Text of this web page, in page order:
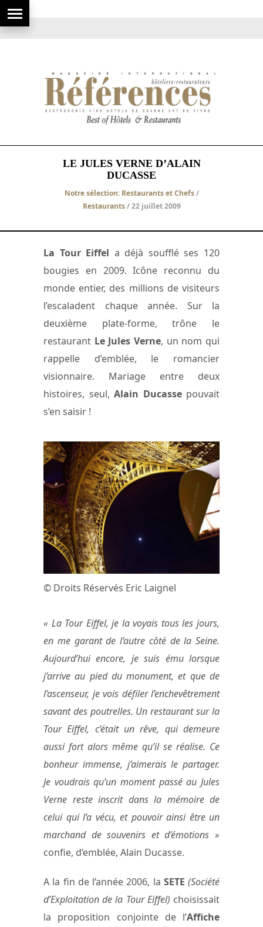
LE JULES VERNE D’ALAIN
DUCASSE
Notre sélection: Restaurants et Chefs/
Restaurants/ 22 juillet 2009
La Tour Eiffel a déjà soufflé ses 120
bougies en 2009. Icône reconnu du
monde entier, des millions de visiteurs
l’escaladent chaque année. Sur la
deuxième plate-forme, trône le
restaurant Le Jules Verne, un nom qui
rappelle d’emblée, le romancier
visionnaire. Mariage entre deux
histoires, seul, Alain Ducassepouvait
s’en saisir !
© Droits Réservés Eric Laignel
« La Tour Eiffel, je la voyais tous les jours,
en me garant de l’autre côté de la Seine.
Aujourd’hui encore, je suis ému lorsque
j’arrive au pied du monument, et que de
l’ascenseur, je vois défiler l’enchevêtrement
savant des poutrelles. Un restaurant sur la
Tour Eiffel, c’était un rêve, qui demeure
aussi fort alors même qu’il se réalise. Ce
bonheur immense, j’aimerais le partager.
Je voudrais qu’un moment passé au Jules
Verne reste inscrit dans la mémoire de
celui qui l’a vécu, et pouvoir ainsi être un
marchand de souvenirs et d’émotions »
confie, d’emblée, Alain Ducasse.
A la fin de l’année 2006, la SETE (Société
d’Exploitation de la Tour Eiffel) choisissait
la proposition conjointe de l’Affiche